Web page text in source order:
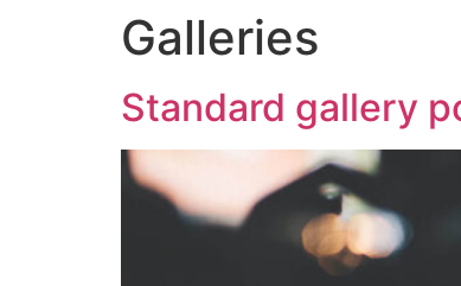
Galleries
Standard gallery